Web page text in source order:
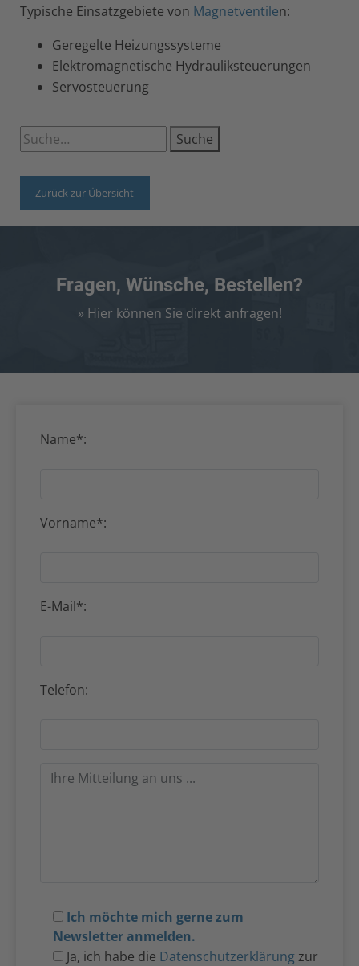
Typische Einsatzgebiete von Magnetventilen:
Geregelte Heizungssysteme
Elektromagnetische Hydrauliksteuerungen
Servosteuerung
Suche
Zurück zur Übersicht
Fragen, Wünsche, Bestellen?
» Hier können Sie direkt anfragen!
Name*:
Vorname*:
E-Mail*:
Telefon:
Ich möchte mich gerne zum
Newsletter anmelden.
Ja, ich habe die Datenschutzerklärungzur